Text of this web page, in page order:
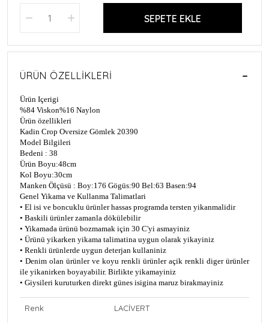
SEPETE EKLE
ÜRÜN ÖZELLIKLERI
Ürün Içerigi
%84 Viskon%16 Naylon
Ürün özellikleri
Kadin Crop Oversize Gömlek 20390
Model Bilgileri
Bedeni : 38
Ürün Boyu:48cm
Kol Boyu:30cm
Manken Ölçüsü : Boy:176 Gögüs:90 Bel:63 Basen:94
Genel Yikama ve Kullanma Talimatlari
• El isi ve boncuklu ürünler hassas programda tersten yikanmalidir
• Baskili ürünler zamanla dökülebilir
• Yikamada ürünü bozmamak için 30 C'yi asmayiniz
• Ürünü yikarken yikama talimatina uygun olarak yikayiniz
• Renkli ürünlerde uygun deterjan kullaniniz
• Denim olan ürünler ve koyu renkli ürünler açik renkli diger ürünler
ile yikanirken boyayabilir. Birlikte yikamayiniz
• Giysileri kuruturken direkt günes isigina maruz birakmayiniz
Renk LACİVERT